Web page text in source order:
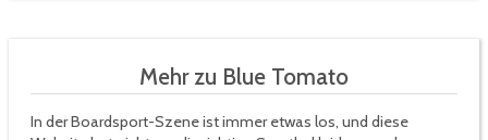
Mehr zu Blue Tomato
In der Boardsport-Szene ist immer etwas los, und diese